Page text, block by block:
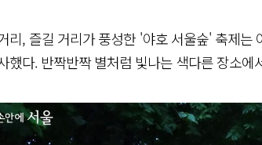
리, 즐길 거리가 풍성한 '야호 서울숲' 축제
했다. 반짝반짝 별처럼 빛나는 색다른 장소